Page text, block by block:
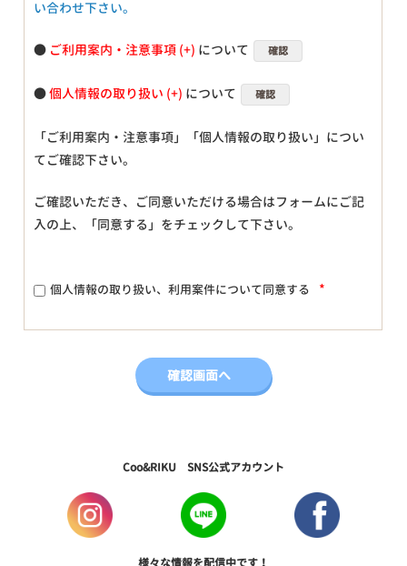
い合わせ下さい。
● ご利用案内・注意事項 について 確認
●個人情報の取り扱い について 確認
「ご利用案内・注意事項」「個人情報の取り扱い」につい
てご確認下さい。
ご確認いただき、ご同意いただける場合はフォームにご記
入の上、「同意する」をチェックして下さい。
個人情報の取り扱い、利用案件について同意する *
Coo&RIKU SNS公式アカウント
様々な情報を配信中です！